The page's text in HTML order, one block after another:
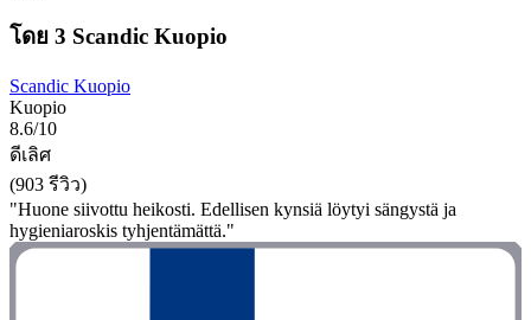
โดย 3 Scandic Kuopio
Scandic Kuopio
Kuopio
8.6/10
ดีเลิศ
(903 รีวิว)
"Huone siivottu heikosti. Edellisen kynsiä löytyi sängystä ja
hygieniaroskis tyhjentämättä."